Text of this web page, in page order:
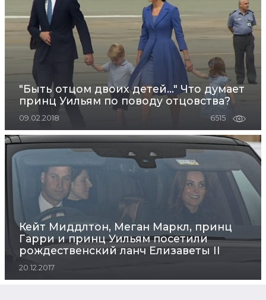
"Быть отцом двоих детей..." Что думает
принц Уильям по поводу отцовства?
09.02.2018 6515
Кейт Миддлтон, Меган Маркл, принц
Гарри и принц Уильям посетили
рождественский ланч Елизаветы II
20.12.2017